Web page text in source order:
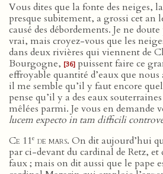
Vous dites que la fonte des neiges,
presque subitement, a grossi cet an
causé des débordements. Je ne
vrai, mais croyez-vous que les
dans deux rivières qui viennent de
Bourgogne, [36] puissent faire ce
effroyable quantité d’eaux que nous
il me semble qu’il y faut encore
pense qu’il y a des eaux
mêlées parmi. Je vous en demande
lucem expecto in tam difficili
Ce 11e de mars. On dit aujourd’hui
par ci-devant du cardinal de Retz,
faux ; mais on dit aussi que le pape